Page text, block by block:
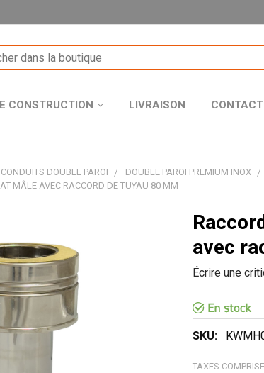
CONSTRUCTION LIVRAISON
CONDUITS DOUBLE PAROI DOUBLE PAROI PREMIUM INOX
MÂLE AVEC RACCORD DE TUYAU 80 MM
avec
Écrire une
SKU:
TAXES